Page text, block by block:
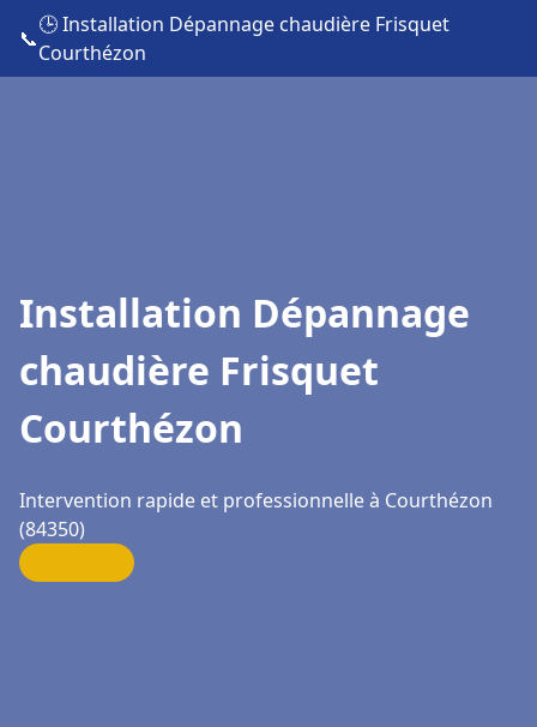
📞
🕒 Installation Dépannage chaudière Frisquet
Courthézon
Installation Dépannage
chaudière Frisquet
Courthézon
Intervention rapide et professionnelle à Courthézon
(84350)